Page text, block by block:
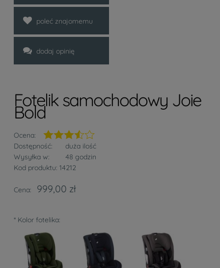
poleć znajomemu
dodaj opinię
Fotelik samochodowy Joie
Bold
Ocena:
Dostępność:
duża ilość
Wysyłka w:
48 godzin
Kod produktu: 14212
Cena: 999,00 zł
* Kolor fotelika: